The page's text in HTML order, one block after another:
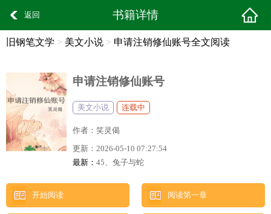
返回 书籍详情
旧钢笔文学 > 美文小说 > 申请注销修仙账号全文阅读
申请注销修仙账号
美文小说 连载中
作者： 笑灵偈
更新： 2026-05-10 07:27:54
最新： 45、兔子与蛇
开始阅读 阅读第一章